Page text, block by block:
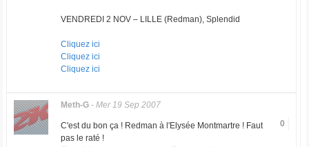
VENDREDI 2 NOV – LILLE (Redman), Splendid
Cliquez ici
Cliquez ici
Cliquez ici
Meth-G- Mer 19 Sep 2007
0
C'est du bon ça ! Redman à l'Elysée Montmartre ! Faut
pas le raté !